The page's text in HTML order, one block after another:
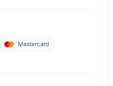
Mastercard